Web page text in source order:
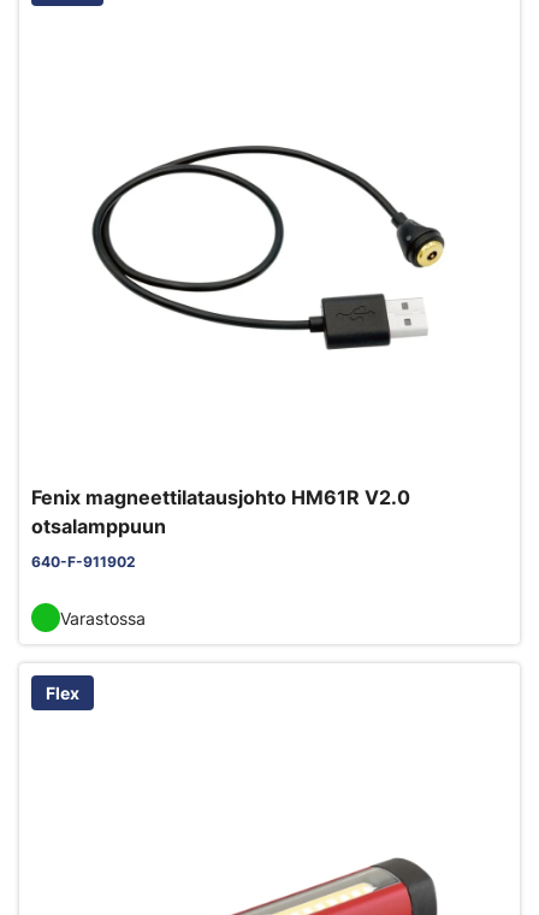
Fenix magneettilatausjohto HM61R V2.0
otsalamppuun
640-F-911902
Varastossa
Flex